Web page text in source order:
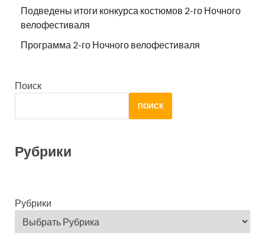
Подведены итоги конкурса костюмов 2-го Ночного
велофестиваля
Программа 2-го Ночного велофестиваля
Поиск
ПОИСК
Рубрики
Рубрики